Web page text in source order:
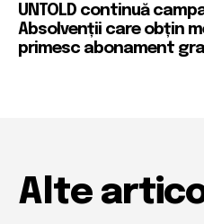
UNTOLD continuă
Absolvenții care obțin
primesc abonament
Alte